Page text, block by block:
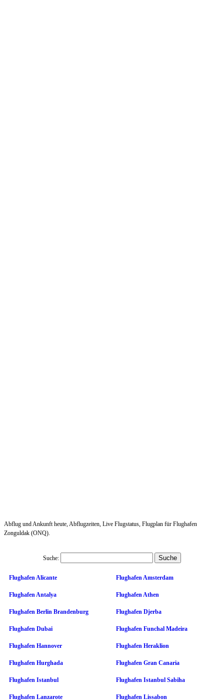
Abflug und Ankunft heute, Abflugzeiten, Live Flugstatus, Flugplan für Flughafen
Zonguldak (ONQ).
Suche:
Flughafen Alicante Flughafen Amsterdam
Flughafen Antalya Flughafen Athen
Flughafen Berlin Brandenburg Flughafen Djerba
Flughafen Dubai Flughafen Funchal Madeira
Flughafen Hannover Flughafen Heraklion
Flughafen Hurghada Flughafen Gran Canaria
Flughafen Istanbul Flughafen Istanbul Sabiha
Flughafen Lanzarote Flughafen Lissabon